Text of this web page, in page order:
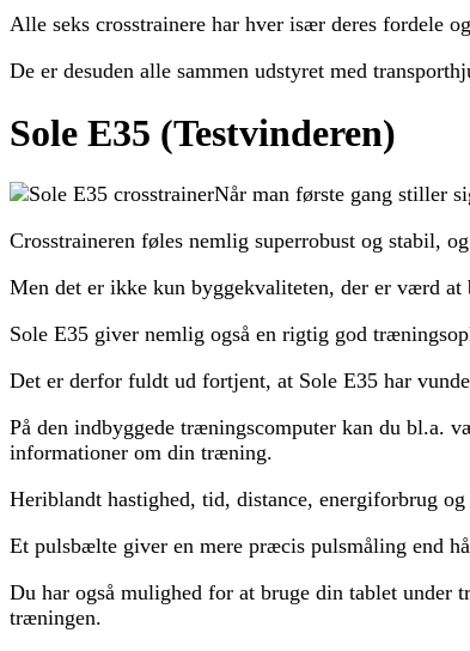
Alle seks crosstrainere har hver især deres fordele
De er desuden alle sammen udstyret med
Sole E35 (Testvinderen)
Når man første gang stiller
Crosstraineren føles nemlig superrobust og stabil,
Men det er ikke kun byggekvaliteten, der er værd at
Sole E35 giver nemlig også en rigtig god
Det er derfor fuldt ud fortjent, at Sole E35 har
På den indbyggede træningscomputer kan du bl.a.
informationer om din træning.
Heriblandt hastighed, tid, distance, energiforbrug
Et pulsbælte giver en mere præcis pulsmåling end
Du har også mulighed for at bruge din tablet under
træningen.